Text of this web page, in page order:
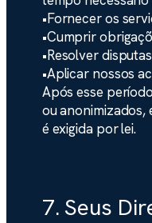
•Fornecer os
•Cumprir
•Resolver disputas
•Aplicar nossos
Após esse
ou
é exigida por lei.
7. Seus